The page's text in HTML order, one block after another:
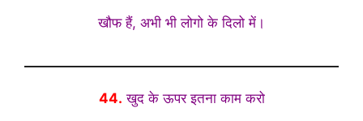
खौफ हैं, अभी भी लोगो के दिलो में।
44. खुद के ऊपर इतना काम करो